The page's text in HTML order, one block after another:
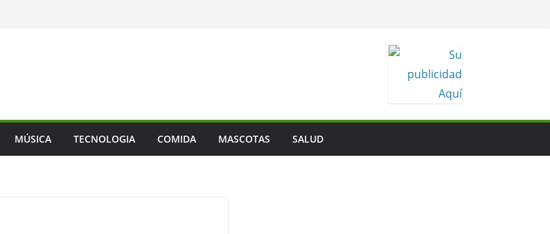
MÚSICA TECNOLOGIA COMIDA MASCOTAS SALUD